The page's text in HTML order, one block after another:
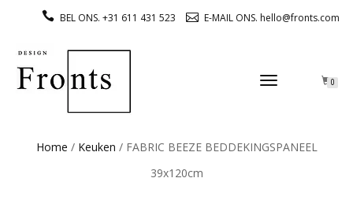
BEL ONS. +31 611 431 523 E-MAIL ONS. hello@fronts.com
TOGGLE
0
Home / Keuken / FABRIC BEEZE BEDDEKINGSPANEEL
39x120cm